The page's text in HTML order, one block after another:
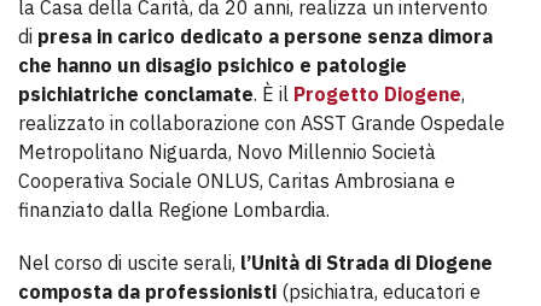
la Casa della Carità, da 20 anni, realizza un intervento
di presa in carico dedicato a persone senza dimora
che hanno un disagio psichico e patologie
psichiatriche conclamate. È il Progetto Diogene,
realizzato in collaborazione con ASST Grande Ospedale
Metropolitano Niguarda, Novo Millennio Società
Cooperativa Sociale ONLUS, Caritas Ambrosiana e
finanziato dalla Regione Lombardia.
Nel corso di uscite serali, l’Unità di Strada di Diogene
composta da professionisti (psichiatra, educatori e